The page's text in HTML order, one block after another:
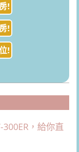
!
!
!
，給你直